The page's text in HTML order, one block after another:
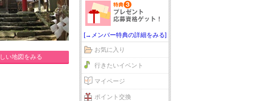
い地図をみる
[→メンバー特典の詳細をみる]
お気に入り
行きたいイベント
マイページ
ポイント交換